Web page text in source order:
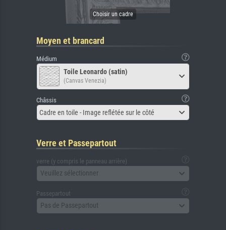
Moyen et brancard
Médium
Toile Leonardo (satin)
(Canvas Venezia)
Châssis
Cadre en toile - Image reflétée sur le côté
Verre et Passepartout
verre (y compris le panneau arrière)
Veuillez sélectionner
Passepartout
Pas de Passepartout